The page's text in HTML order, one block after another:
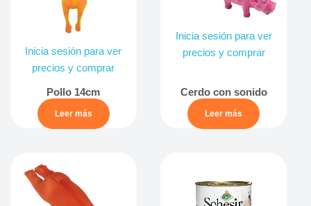
Inicia sesión para ver
precios y comprar
Pollo 14cm
Leer más
Inicia sesión para ver
precios y comprar
Cerdo con sonido
Leer más